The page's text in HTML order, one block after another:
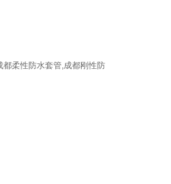
柔性防水套管,成都刚性防